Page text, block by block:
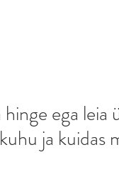
ega leia
ja kuidas